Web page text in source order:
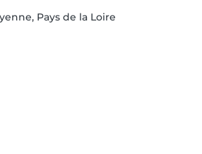
Pays de la Loire